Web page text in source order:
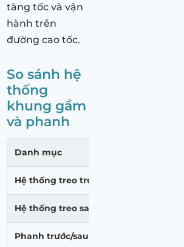
tăng tốc và vận
hành trên
đường cao tốc.
So sánh hệ
thống
khung gầm
và phanh
Danh mục
Hệ thống treo trước
Hệ thống treo sau
Phanh trước/sau